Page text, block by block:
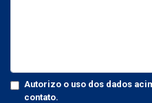
Autorizo o uso dos dados
contato.